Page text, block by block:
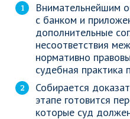
Внимательнейшим
с банком и
дополнительные
несоответствия
нормативно
судебная практика
Собирается
этапе готовится
которые суд